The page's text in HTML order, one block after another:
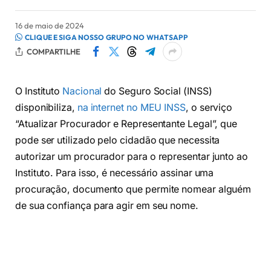
16 de maio de 2024
CLIQUE E SIGA NOSSO GRUPO NO WHATSAPP
COMPARTILHE
O Instituto Nacional do Seguro Social (INSS)
disponibiliza, na internet no MEU INSS, o serviço
“Atualizar Procurador e Representante Legal”, que
pode ser utilizado pelo cidadão que necessita
autorizar um procurador para o representar junto ao
Instituto. Para isso, é necessário assinar uma
procuração, documento que permite nomear alguém
de sua confiança para agir em seu nome.